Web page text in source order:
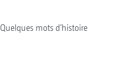
Quelques mots d’histoire